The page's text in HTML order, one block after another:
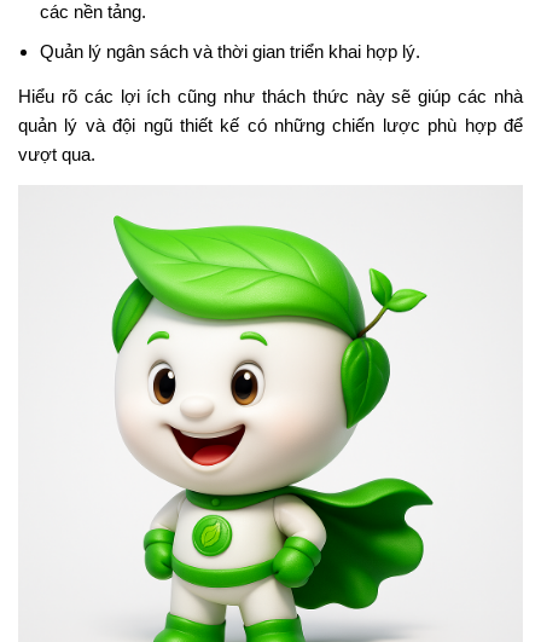
các nền tảng.
Quản lý ngân sách và thời gian triển khai hợp lý.
Hiểu rõ các lợi ích cũng như thách thức này sẽ giúp các nhà
quản lý và đội ngũ thiết kế có những chiến lược phù hợp để
vượt qua.